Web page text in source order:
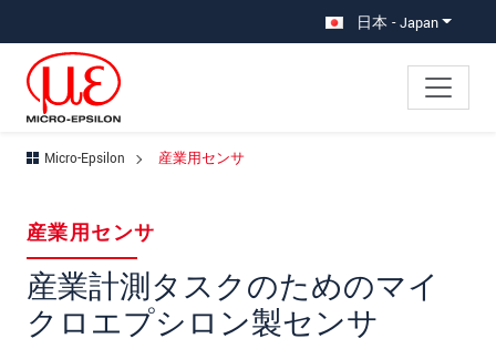
日本 - Japan
Micro-Epsilon 産業用センサ
産業用センサ
産業計測タスクのためのマイ
クロエプシロン製センサ